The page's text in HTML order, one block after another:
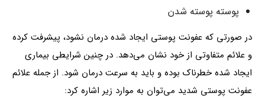
پوسته پوسته شدن
در صورتی که عفونت پوستی ایجاد شده درمان نشود، پیشرفت کرده
و علائم متفاوتی از خود نشان می‌دهد. در چنین شرایطی بیماری
ایجاد شده خطرناک بوده و باید به سرعت درمان شود. از جمله علائم
عفونت پوستی شدید می‌توان به موارد زیر اشاره کرد: